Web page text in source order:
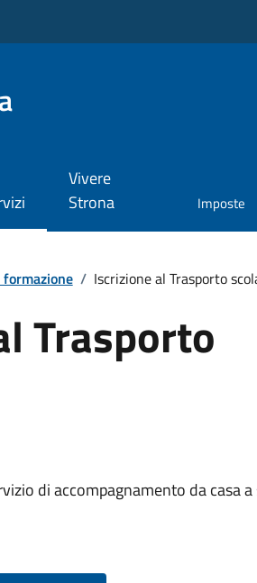
Vivere
Strona
Imposte
formazione / Iscrizione al Trasporto
Trasporto
di accompagnamento da casa a